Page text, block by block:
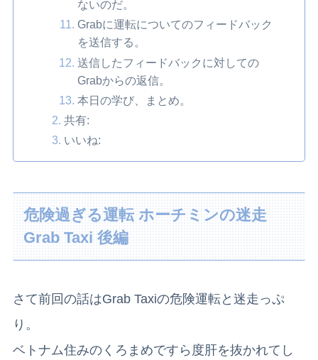
ないのだ。
Grabに運転についてのフィードバック
を送信する。
送信したフィードバックに対しての
Grabからの返信。
本日の学び、まとめ。
共有:
いいね:
危険過ぎる運転 ホーチミンの迷走
Grab Taxi 後編
さて前回の話はGrab Taxiの危険運転と迷走っぷ
り。
ベトナム住みのくろまめですら度肝を抜かれてし